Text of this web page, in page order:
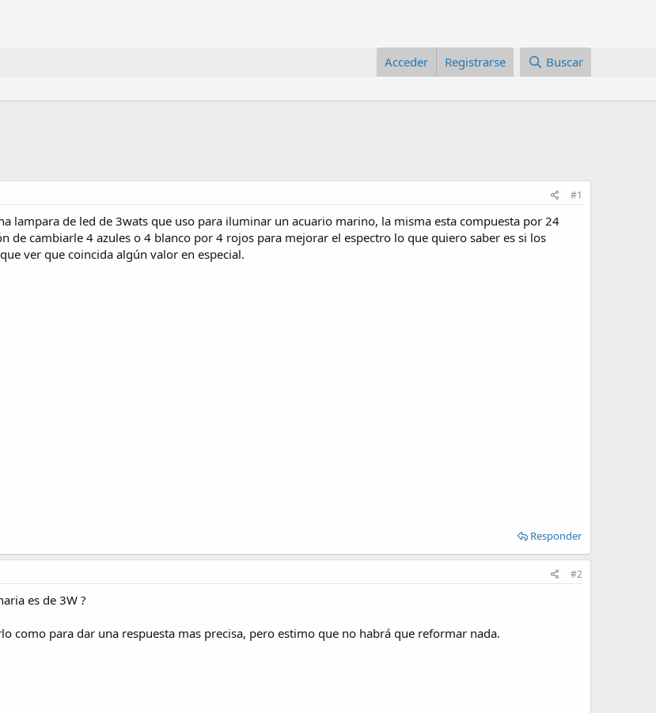
Acceder Registrarse Buscar
#1
lampara de led de 3wats que uso para iluminar un acuario marino, la misma esta compuesta por 24
de cambiarle 4 azules o 4 blanco por 4 rojos para mejorar el espectro lo que quiero saber es si los
ver que coincida algún valor en especial.
Responder
#2
es de 3W ?
como para dar una respuesta mas precisa, pero estimo que no habrá que reformar nada.